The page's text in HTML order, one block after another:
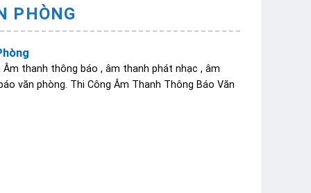
PHÒNG
thanh thông báo , âm thanh phát nhạc , âm
văn phòng. Thi Công Âm Thanh Thông Báo Văn